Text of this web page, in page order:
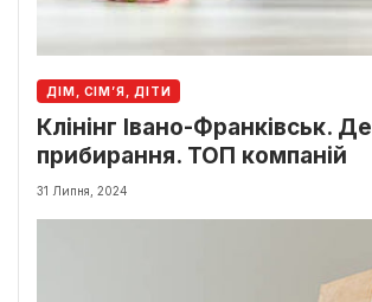
ДІМ, СІМ’Я, ДІТИ
Клінінг Івано-Франківськ.
прибирання. ТОП компаній
31 Липня, 2024